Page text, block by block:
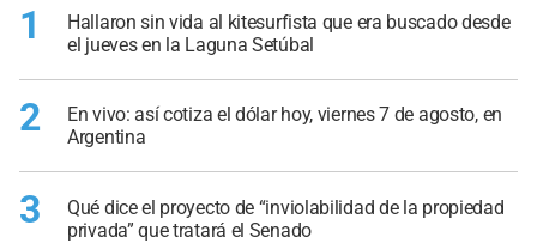
1
Hallaron sin vida al kitesurfista que era buscado desde
el jueves en la Laguna Setúbal
2
En vivo: así cotiza el dólar hoy, viernes 7 de agosto, en
Argentina
3
Qué dice el proyecto de “inviolabilidad de la propiedad
privada” que tratará el Senado